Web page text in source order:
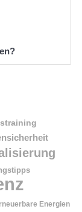
Energien